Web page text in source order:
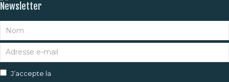
Newsletter
J’accepte la